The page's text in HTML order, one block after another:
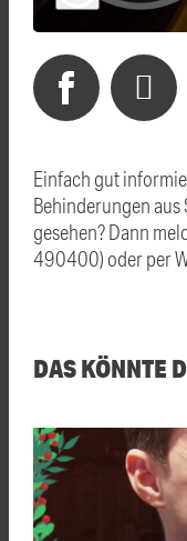
Einfach gut
Behinderungen aus
gesehen? Dann
490400) oder per
DAS KÖNNTE